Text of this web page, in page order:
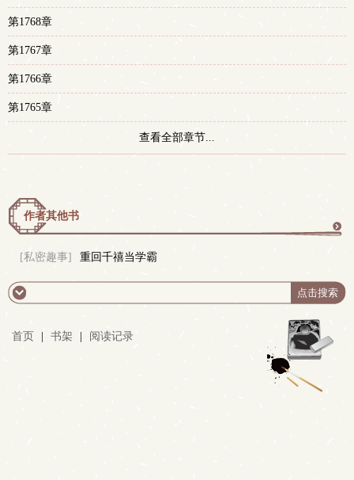
第1768章
第1767章
第1766章
第1765章
查看全部章节...
作者其他书
多
[私密趣事] 重回千禧当学霸
首页 书架 阅读记录